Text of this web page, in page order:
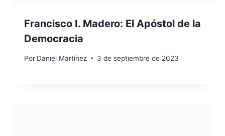
Francisco I. Madero: El Apóstol de la
Democracia
Por Daniel Martínez 3 de septiembre de 2023